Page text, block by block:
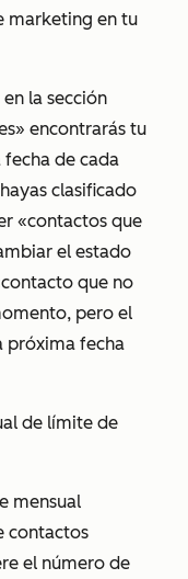
marketing en tu
en la sección
» encontrarás tu
fecha de cada
clasificado
«contactos que
el estado
que no
pero el
próxima fecha
de límite de
mensual
contactos
el número de